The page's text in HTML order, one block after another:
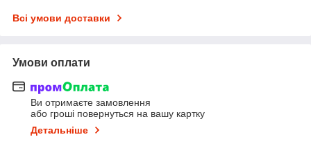
Всі умови доставки
Умови оплати
Ви отримаєте замовлення
або гроші повернуться на вашу картку
Детальніше